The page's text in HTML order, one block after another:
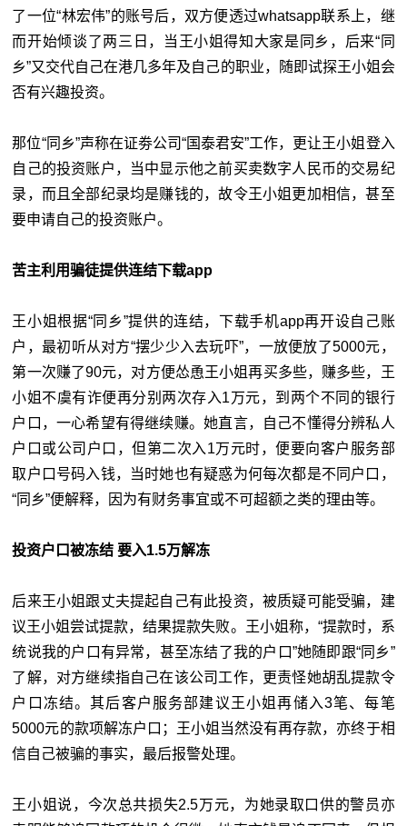
了一位“林宏伟”的账号后，双方便透过whatsapp联系上，继
而开始倾谈了两三日，当王小姐得知大家是同乡，后来“同
乡”又交代自己在港几多年及自己的职业，随即试探王小姐会
否有兴趣投资。
那位“同乡”声称在证劵公司“国泰君安”工作，更让王小姐登入
自己的投资账户，当中显示他之前买卖数字人民币的交易纪
录，而且全部纪录均是赚钱的，故令王小姐更加相信，甚至
要申请自己的投资账户。
苦主利用骗徒提供连结下载app
王小姐根据“同乡”提供的连结，下载手机app再开设自己账
户，最初听从对方“摆少少入去玩吓”，一放便放了5000元，
第一次赚了90元，对方便怂恿王小姐再买多些，赚多些，王
小姐不虞有诈便再分别两次存入1万元，到两个不同的银行
户口，一心希望有得继续赚。她直言，自己不懂得分辨私人
户口或公司户口，但第二次入1万元时，便要向客户服务部
取户口号码入钱，当时她也有疑惑为何每次都是不同户口，
“同乡”便解释，因为有财务事宜或不可超额之类的理由等。
投资户口被冻结 要入1.5万解冻
后来王小姐跟丈夫提起自己有此投资，被质疑可能受骗，建
议王小姐尝试提款，结果提款失败。王小姐称，“提款时，系
统说我的户口有异常，甚至冻结了我的户口”她随即跟“同乡”
了解，对方继续指自己在该公司工作，更责怪她胡乱提款令
户口冻结。其后客户服务部建议王小姐再储入3笔、每笔
5000元的款项解冻户口；王小姐当然没有再存款，亦终于相
信自己被骗的事实，最后报警处理。
王小姐说，今次总共损失2.5万元，为她录取口供的警员亦